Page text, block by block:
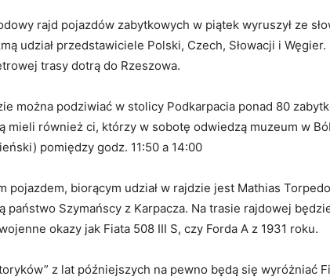
rajd pojazdów zabytkowych w piątek wyruszył ze
udział przedstawiciele Polski, Czech, Słowacji i
trasy dotrą do Rzeszowa.
można podziwiać w stolicy Podkarpacia ponad 80
mieli również ci, którzy w sobotę odwiedzą muzeum w
pomiędzy godz. 11:50 a 14:00
pojazdem, biorącym udział w rajdzie jest Mathias
państwo Szymańscy z Karpacza. Na trasie rajdowej
okazy jak Fiata 508 III S, czy Forda A z 1931 roku.
z lat późniejszych na pewno będą się wyróżniać